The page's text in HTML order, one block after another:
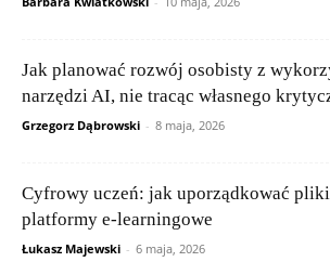
Jak planować rozwój osobisty z
narzędzi AI, nie tracąc własnego
Grzegorz Dąbrowski - 8 maja, 2026
Cyfrowy uczeń: jak uporządkować
platformy e‑learningowe
Łukasz Majewski - 6 maja, 2026